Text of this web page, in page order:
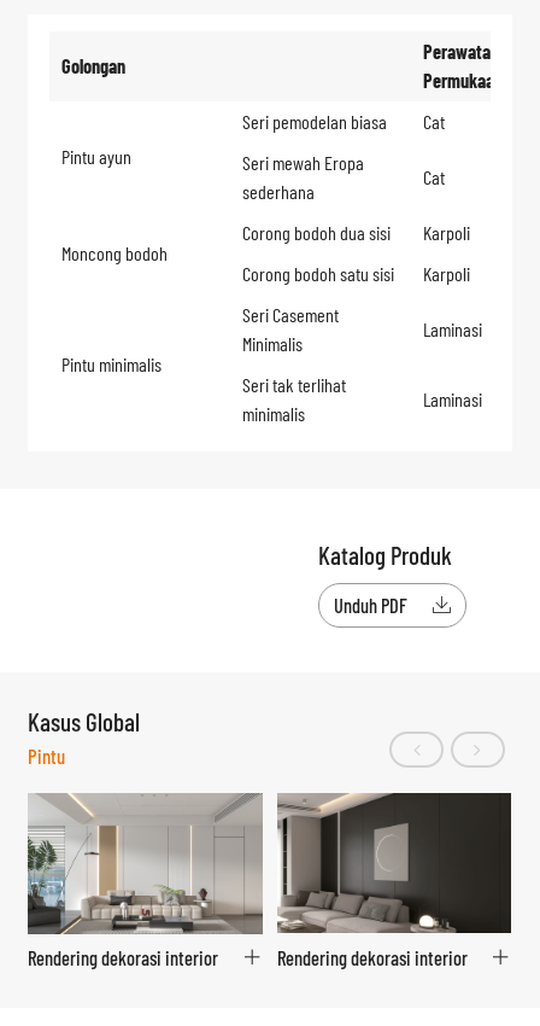
Golongan
Perawatan
Permukaan
Pintu ayun
Seri pemodelan biasa
Cat
Seri mewah Eropa
sederhana
Cat
Moncong bodoh
Corong bodoh dua sisi
Karpoli
Corong bodoh satu sisi
Karpoli
Pintu minimalis
Seri Casement
Minimalis
Laminasi
Seri tak terlihat
minimalis
Laminasi
Katalog Produk
Unduh PDF 
Kasus Global
Pintu
Rendering dekorasi interior Rendering dekorasi interior